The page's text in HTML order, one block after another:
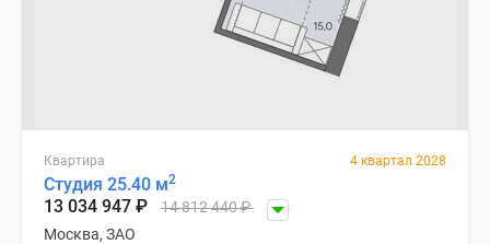
Квартира 4 квартал 2028
Студия 25.40 м2
13 034 947 ₽ 14 812 440₽
Москва, ЗАО